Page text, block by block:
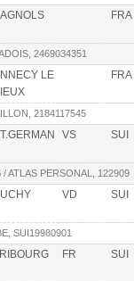
FRA
2469034351
LE
FRA
2184117545
VS SUI
ATLAS PERSONAL, 122909
VD SUI
SUI19980901
FR SUI